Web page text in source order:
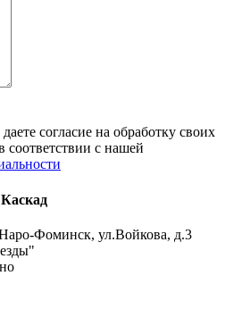
согласие на обработку своих
с нашей
Наро-Фоминск, ул.Войкова, д.3